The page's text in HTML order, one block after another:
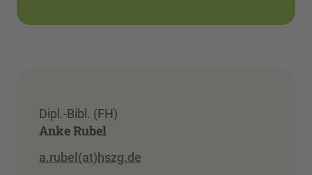
Dipl.-Bibl. (FH)
Anke Rubel
a.rubel(at)hszg.de